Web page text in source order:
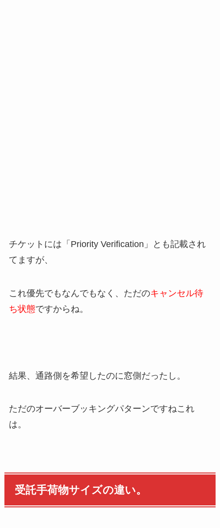
チケットには「Priority Verification」とも記載され
てますが、
これ優先でもなんでもなく、ただのキャンセル待
ち状態ですからね。
結果、通路側を希望したのに窓側だったし。
ただのオーバーブッキングパターンですねこれ
は。
受託手荷物サイズの違い。